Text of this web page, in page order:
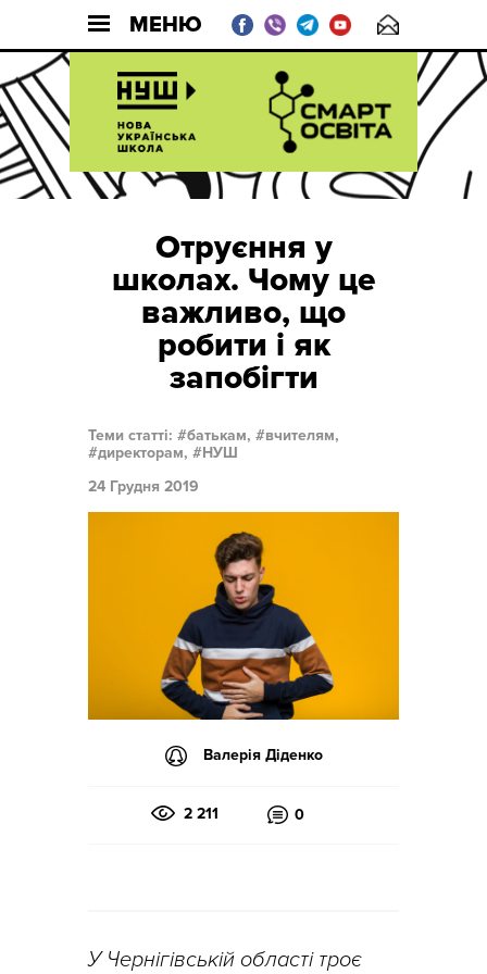
МЕНЮ
Отруєння у
школах. Чому це
важливо, що
робити і як
запобігти
Теми статті: батькам,
вчителям,
директорам,
НУШ
24 Грудня 2019
Валерія Діденко
2 211 0
У Чернігівській області троє